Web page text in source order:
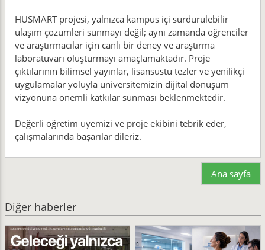
HÜSMART projesi, yalnızca kampüs içi sürdürülebilir
ulaşım çözümleri sunmayı değil; aynı zamanda öğrenciler
ve araştırmacılar için canlı bir deney ve araştırma
laboratuvarı oluşturmayı amaçlamaktadır. Proje
çıktılarının bilimsel yayınlar, lisansüstü tezler ve yenilikçi
uygulamalar yoluyla üniversitemizin dijital dönüşüm
vizyonuna önemli katkılar sunması beklenmektedir.
Değerli öğretim üyemizi ve proje ekibini tebrik eder,
çalışmalarında başarılar dileriz.
Ana sayfa
Diğer haberler